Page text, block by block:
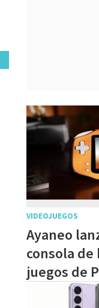
VIDEOJUEGOS
Ayaneo
consola
juegos de